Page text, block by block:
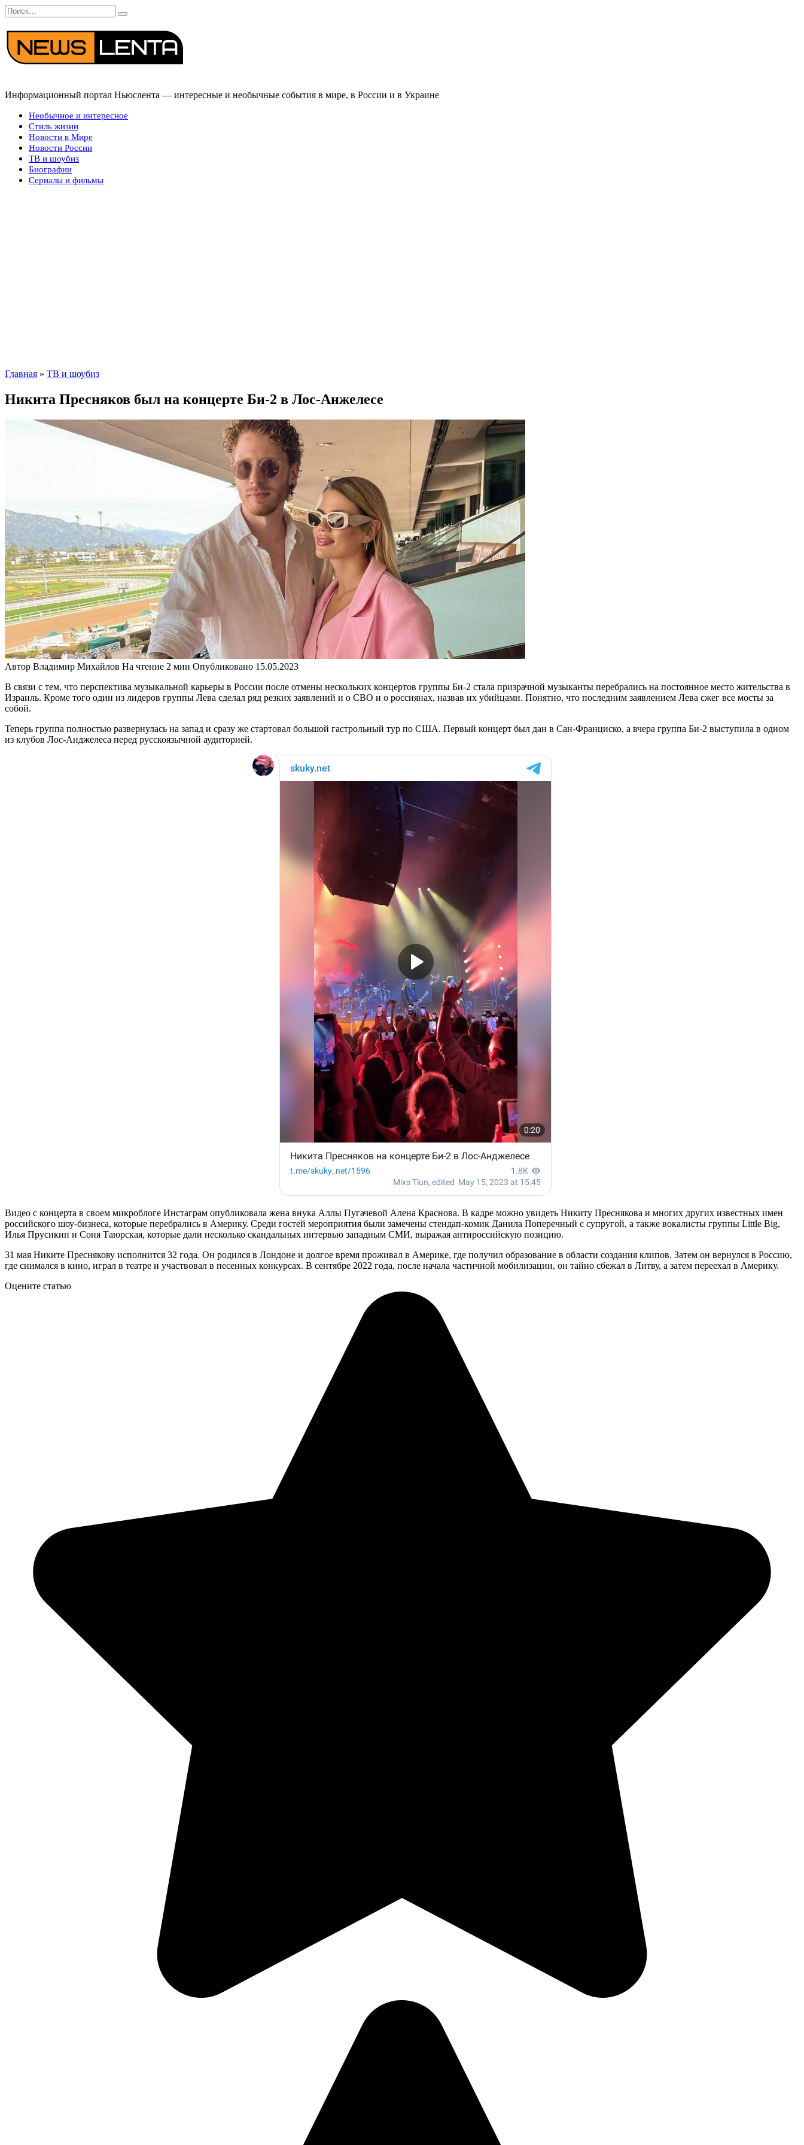
Перейти
к
содержанию
Search
for:
Информационный портал Ньюслента — интересные и необычные события в мире, в России и в Украине
Необычное и интересное
Стиль жизни
Новости в Мире
Новости России
ТВ и шоубиз
Биографии
Сериалы и фильмы
Главная » ТВ и шоубиз
Никита Пресняков был на концерте Би-2 в Лос-Анжелесе
Автор Владимир Михайлов На чтение 2 мин Опубликовано 15.05.2023
В связи с тем, что перспектива музыкальной карьеры в России после отмены нескольких концертов группы Би-2 стала призрачной музыканты перебрались на постоянное место жительства в
Израиль. Кроме того один из лидеров группы Лева сделал ряд резких заявлений и о СВО и о россиянах, назвав их убийцами. Понятно, что последним заявлением Лева сжег все мосты за
собой.
Теперь группа полностью развернулась на запад и сразу же стартовал большой гастрольный тур по США. Первый концерт был дан в Сан-Франциско, а вчера группа Би-2 выступила в одном
из клубов Лос-Анджелеса перед русскоязычной аудиторией.
Видео с концерта в своем микроблоге Инстаграм опубликовала жена внука Аллы Пугачевой Алена Краснова. В кадре можно увидеть Никиту Преснякова и многих других известных имен
российского шоу-бизнеса, которые перебрались в Америку. Среди гостей мероприятия были замечены стендап-комик Данила Поперечный с супругой, а также вокалисты группы Little Big,
Илья Прусикин и Соня Таюрская, которые дали несколько скандальных интервью западным СМИ, выражая антироссийскую позицию.
31 мая Никите Преснякову исполнится 32 года. Он родился в Лондоне и долгое время проживал в Америке, где получил образование в области создания клипов. Затем он вернулся в Россию,
где снимался в кино, играл в театре и участвовал в песенных конкурсах. В сентябре 2022 года, после начала частичной мобилизации, он тайно сбежал в Литву, а затем переехал в Америку.
Оцените статью